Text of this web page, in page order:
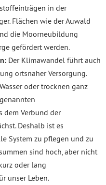
in der
Flächen wie der Auwald
die Moorneubildung
gefördert werden.
Der Klimawandel führt auch
ortsnaher Versorgung.
oder trocknen ganz
dem Verbund der
Deshalb ist es
System zu pflegen und zu
sind hoch, aber nicht
oder lang
unser Leben.